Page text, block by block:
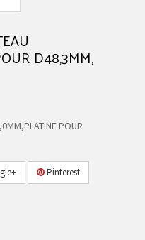
D48,3MM,
POUR
Pinterest